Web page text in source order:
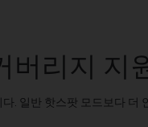
버리지 지
. 일반 핫스팟 모드보다 더